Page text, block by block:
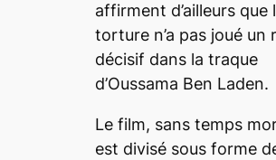
affirment d’ailleurs que
torture n’a pas joué un
décisif dans la traque
d’Oussama Ben Laden.
Le film, sans temps
est divisé sous forme